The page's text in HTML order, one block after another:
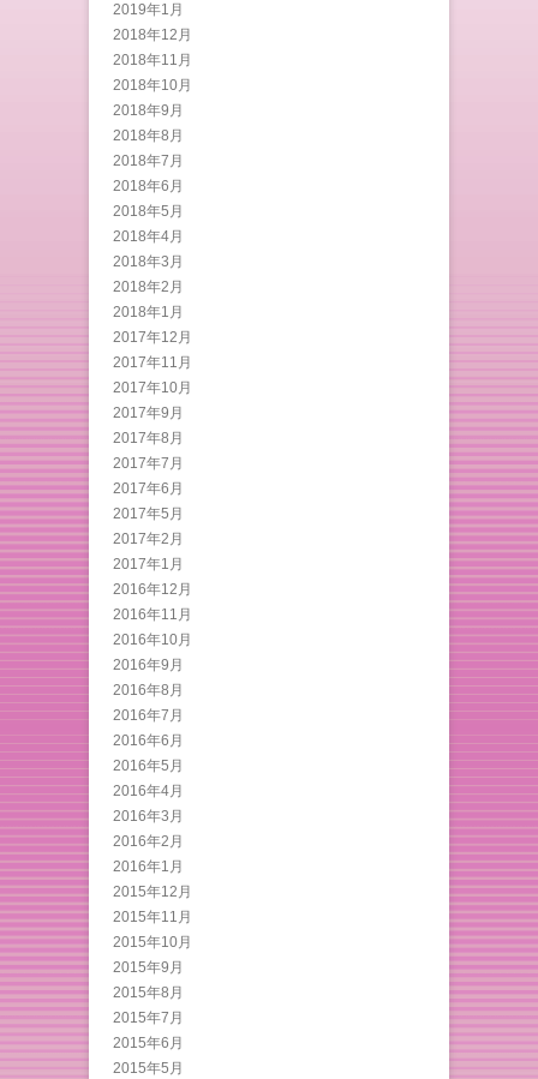
2019年1月
2018年12月
2018年11月
2018年10月
2018年9月
2018年8月
2018年7月
2018年6月
2018年5月
2018年4月
2018年3月
2018年2月
2018年1月
2017年12月
2017年11月
2017年10月
2017年9月
2017年8月
2017年7月
2017年6月
2017年5月
2017年2月
2017年1月
2016年12月
2016年11月
2016年10月
2016年9月
2016年8月
2016年7月
2016年6月
2016年5月
2016年4月
2016年3月
2016年2月
2016年1月
2015年12月
2015年11月
2015年10月
2015年9月
2015年8月
2015年7月
2015年6月
2015年5月